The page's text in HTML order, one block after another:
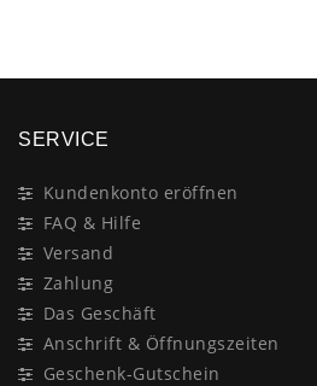
SERVICE
Kundenkonto eröffnen
FAQ & Hilfe
Versand
Zahlung
Das Geschäft
Anschrift & Öffnungszeiten
Geschenk-Gutschein